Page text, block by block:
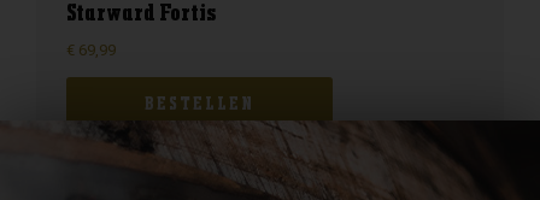
Starward Fortis
€ 69,99
BESTELLEN